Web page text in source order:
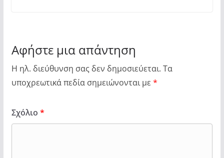
Αφήστε μια απάντηση
Η ηλ. διεύθυνση σας δεν δημοσιεύεται. Τα
υποχρεωτικά πεδία σημειώνονται με *
Σχόλιο *